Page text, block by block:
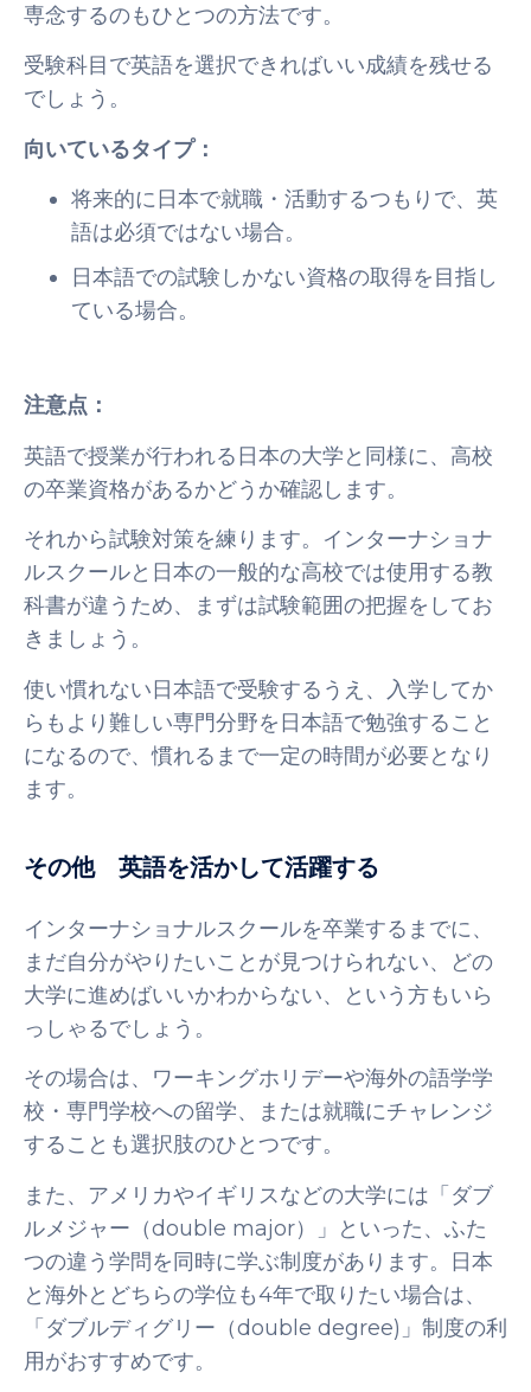
専念するのもひとつの方法です。
受験科目で英語を選択できればいい成績を残せる
でしょう。
向いているタイプ：
将来的に日本で就職・活動するつもりで、英
語は必須ではない場合。
日本語での試験しかない資格の取得を目指し
ている場合。
注意点：
英語で授業が行われる日本の大学と同様に、高校
の卒業資格があるかどうか確認します。
それから試験対策を練ります。インターナショナ
ルスクールと日本の一般的な高校では使用する教
科書が違うため、まずは試験範囲の把握をしてお
きましょう。
使い慣れない日本語で受験するうえ、入学してか
らもより難しい専門分野を日本語で勉強すること
になるので、慣れるまで一定の時間が必要となり
ます。
その他 英語を活かして活躍する
インターナショナルスクールを卒業するまでに、
まだ自分がやりたいことが見つけられない、どの
大学に進めばいいかわからない、という方もいら
っしゃるでしょう。
その場合は、ワーキングホリデーや海外の語学学
校・専門学校への留学、または就職にチャレンジ
することも選択肢のひとつです。
また、アメリカやイギリスなどの大学には「ダブ
ルメジャー（double major）」といった、ふた
つの違う学問を同時に学ぶ制度があります。日本
と海外とどちらの学位も4年で取りたい場合は、
「ダブルディグリー（double degree)」制度の利
用がおすすめです。